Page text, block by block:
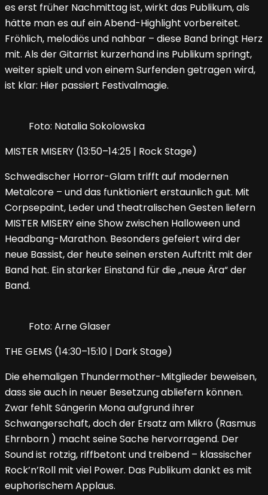
es erst früher Nachmittag ist, wirkt das Publikum, als
hätte man es auf ein Abend-Highlight vorbereitet.
Fröhlich, melodiös und nahbar – diese Band bringt Herz
mit. Als der Gitarrist kurzerhand ins Publikum springt,
weiter spielt und von einem Surfenden getragen wird,
ist klar: Hier passiert Festivalmagie.
Foto: Natalia Sokolowska
MISTER MISERY (13:50–14:25 | Rock Stage)
Schwedischer Horror-Glam trifft auf modernen
Metalcore – und das funktioniert erstaunlich gut. Mit
Corpsepaint, Leder und theatralischen Gesten liefern
MISTER MISERY eine Show zwischen Halloween und
Headbang-Marathon. Besonders gefeiert wird der
neue Bassist, der heute seinen ersten Auftritt mit der
Band hat. Ein starker Einstand für die „neue Ära“ der
Band.
Foto: Arne Glaser
THE GEMS (14:30–15:10 | Dark Stage)
Die ehemaligen Thundermother-Mitglieder beweisen,
dass sie auch in neuer Besetzung abliefern können.
Zwar fehlt Sängerin Mona aufgrund ihrer
Schwangerschaft, doch der Ersatz am Mikro (Rasmus
Ehrnborn ) macht seine Sache hervorragend. Der
Sound ist rotzig, riffbetont und treibend – klassischer
Rock’n’Roll mit viel Power. Das Publikum dankt es mit
euphorischem Applaus.